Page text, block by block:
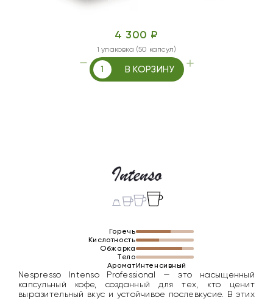
4 300 ₽
1 упаковка (50 капсул)
В КОРЗИНУ
Горечь
Кислотность
Обжарка
Тело
АроматИнтенсивный
Nespresso Intenso Professional — это насыщенный
капсульный кофе, созданный для тех, кто ценит
выразительный вкус и устойчивое послевкусие. В этих